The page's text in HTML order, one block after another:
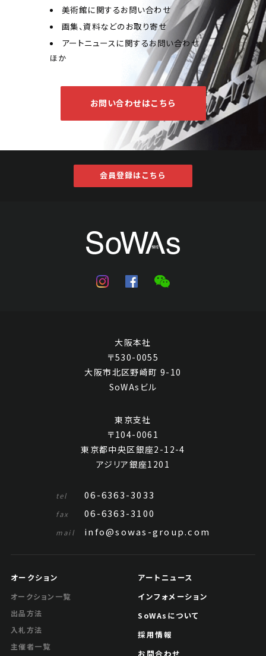
美術館に関するお問い合わせ
画集、資料などのお取り寄せ
アートニュースに関するお問い合わせ
ほか
お問い合わせはこちら
会員登録はこちら
大阪本社
〒530-0055
大阪市北区野崎町 9-10
SoWAsビル
東京支社
〒104-0061
東京都中央区銀座2-12-4
アジリア銀座1201
tel 06-6363-3033
fax 06-6363-3100
mail info@sowas-group.com
オークション
オークション一覧
出品方法
入札方法
主催者一覧
アートニュース
インフォメーション
SoWAsについて
採用情報
お問合わせ